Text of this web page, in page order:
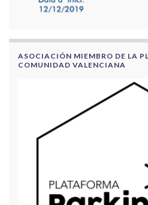
ASOCIACIÓN MIEMBRO DE LA
COMUNIDAD VALENCIANA